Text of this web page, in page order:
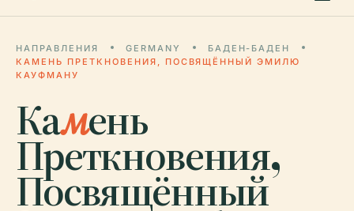
НАПРАВЛЕНИЯ GERMANY
БАДЕН-БАДЕН
КАМЕНЬ ПРЕТКНОВЕНИЯ, ПОСВЯЩЁННЫЙ ЭМИЛЮ
КАУФМАНУ
Камень
Преткновения,
Посвящённый